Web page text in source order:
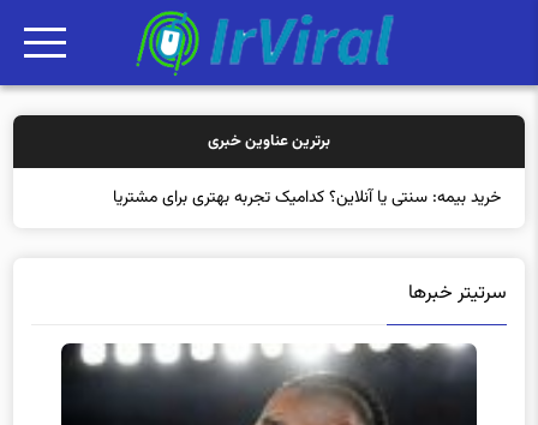
برترین عناوین خبری
خرید بیمه: سنتی یا آنلاین؟ کدامیک تجربه بهتری برای مشتریان ایجاد م
سرتیتر خبرها